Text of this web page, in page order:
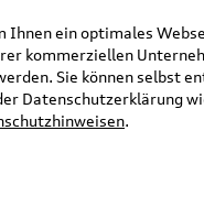
Ihnen ein optimales
kommerziellen
Sie können selbst
Datenschutzerklärung
.